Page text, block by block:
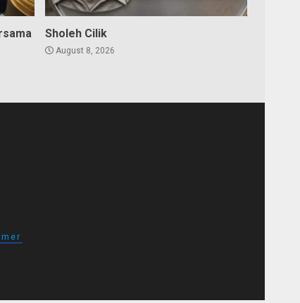
Sholeh Cilik
August 8, 2026